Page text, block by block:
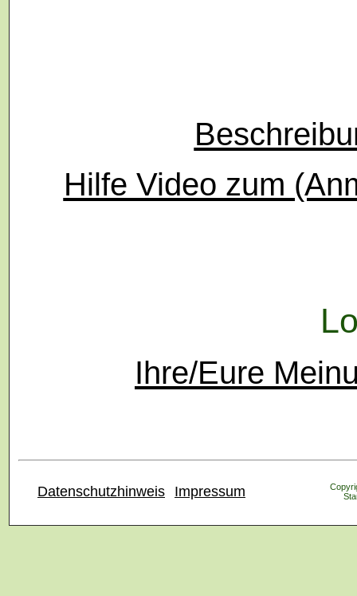
Hilfe Video zum
Ihre/Eure
Datenschutzhinweis Impressum